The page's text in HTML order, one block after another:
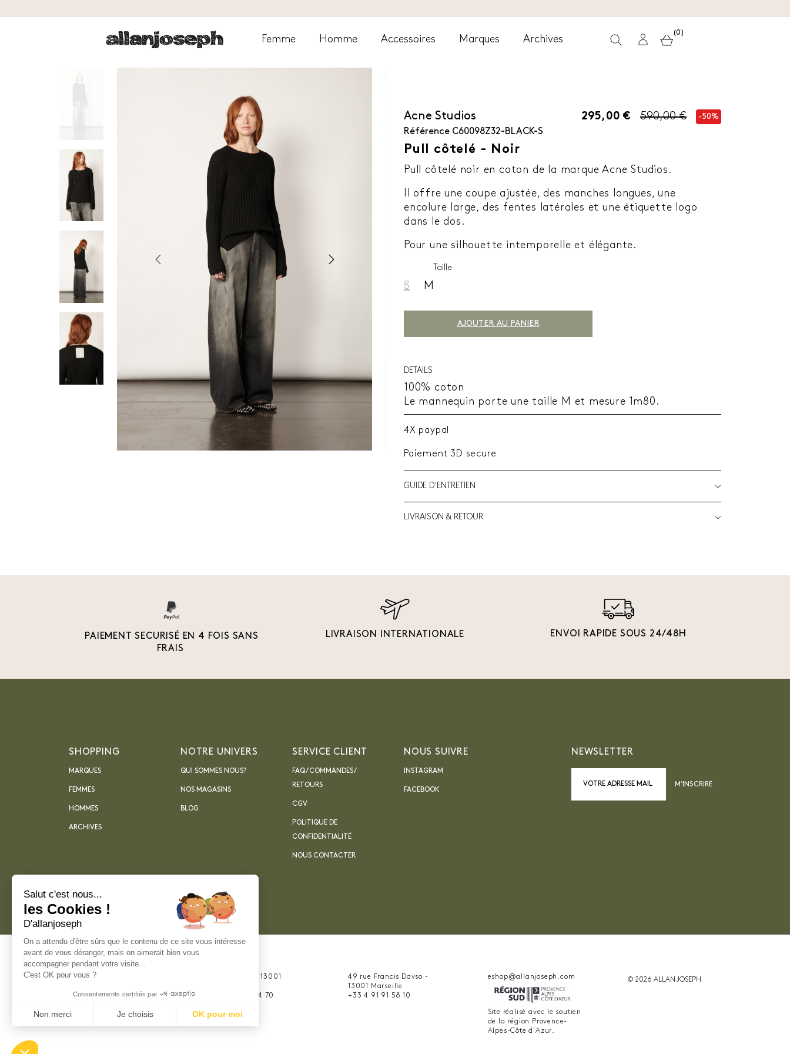
Femme Homme Accessoires Marques Archives
(0)
Acne Studios
Référence C60098Z32-BLACK-S
Pull côtelé - Noir
295,00 € 590,00 € -50%
Pull côtelé noir en coton de la marque Acne Studios.
Il offre une coupe ajustée, des manches longues, une
encolure large, des fentes latérales et une étiquette logo
dans le dos.
Pour une silhouette intemporelle et élégante.
Taille
S M
AJOUTER AU PANIER
DETAILS
100% coton
Le mannequin porte une taille M et mesure 1m80.
4X paypal
Paiement 3D secure
GUIDE D'ENTRETIEN
LIVRAISON & RETOUR
PAIEMENT SECURISÉ EN 4 FOIS SANS
FRAIS
LIVRAISON INTERNATIONALE ENVOI RAPIDE SOUS 24/48H
SHOPPING
MARQUES
FEMMES
HOMMES
ARCHIVES
NOTRE UNIVERS
QUI SOMMES NOUS?
NOS MAGASINS
BLOG
SERVICE CLIENT
FAQ / COMMANDES /
RETOURS
CGV
POLITIQUE DE
CONFIDENTIALITÉ
NOUS CONTACTER
NOUS SUIVRE
INSTAGRAM
FACEBOOK
NEWSLETTER
M’INSCRIRE
21 rue Sainte - 13001
+33 4 91 55 64 70
49 rue Francis Davso -
13001 Marseille
+33 4 91 91 58 10
eshop@allanjoseph.com
Site réalisé avec le soutien
de la région Provence-
Alpes-Côte d'Azur.
© 2026 ALLAN JOSEPH
Salut c'est nous...
les Cookies !
D'allanjoseph
On a attendu d'être sûrs que le contenu de ce site vous intéresse
avant de vous déranger, mais on aimerait bien vous
accompagner pendant votre visite...
C'est OK pour vous ?
Consentements certifiés par
Non merci Je choisis OK pour moi